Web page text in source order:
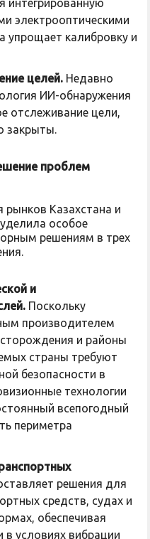
интегрированную
электрооптическими
упрощает калибровку и
целей. Недавно
ИИ-обнаружения
отслеживание цели,
закрыты.
проблем
рынков Казахстана и
особое
решениям в трех
и
Поскольку
производителем
и районы
страны требуют
безопасности в
технологии
всепогодный
периметра
решения для
средств, судах и
обеспечивая
в условиях вибрации